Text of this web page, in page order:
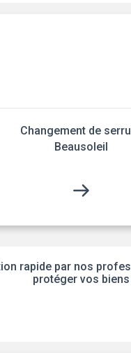
Changement de
Beausoleil
rapide par nos
protéger vos biens